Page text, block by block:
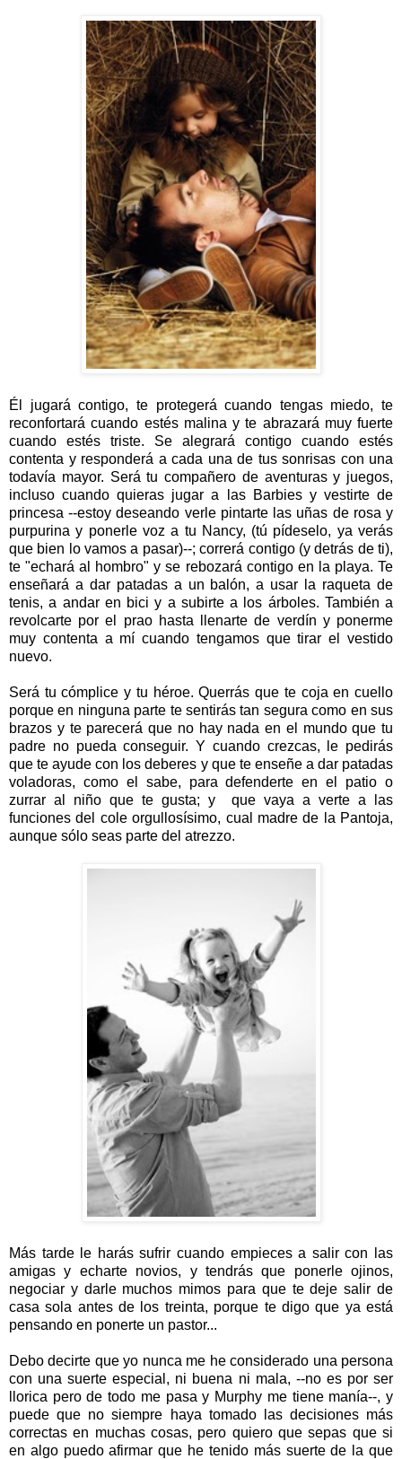
Él jugará contigo, te protegerá cuando tengas miedo, te
reconfortará cuando estés malina y te abrazará muy fuerte
cuando estés triste. Se alegrará contigo cuando estés
contenta y responderá a cada una de tus sonrisas con una
todavía mayor. Será tu compañero de aventuras y juegos,
incluso cuando quieras jugar a las Barbies y vestirte de
princesa --estoy deseando verle pintarte las uñas de rosa y
purpurina y ponerle voz a tu Nancy, (tú pídeselo, ya verás
que bien lo vamos a pasar)--; correrá contigo (y detrás de ti),
te "echará al hombro" y se rebozará contigo en la playa. Te
enseñará a dar patadas a un balón, a usar la raqueta de
tenis, a andar en bici y a subirte a los árboles. También a
revolcarte por el prao hasta llenarte de verdín y ponerme
muy contenta a mí cuando tengamos que tirar el vestido
nuevo.
Será tu cómplice y tu héroe. Querrás que te coja en cuello
porque en ninguna parte te sentirás tan segura como en sus
brazos y te parecerá que no hay nada en el mundo que tu
padre no pueda conseguir. Y cuando crezcas, le pedirás
que te ayude con los deberes y que te enseñe a dar patadas
voladoras, como el sabe, para defenderte en el patio o
zurrar al niño que te gusta; y que vaya a verte a las
funciones del cole orgullosísimo, cual madre de la Pantoja,
aunque sólo seas parte del atrezzo.
Más tarde le harás sufrir cuando empieces a salir con las
amigas y echarte novios, y tendrás que ponerle ojinos,
negociar y darle muchos mimos para que te deje salir de
casa sola antes de los treinta, porque te digo que ya está
pensando en ponerte un pastor...
Debo decirte que yo nunca me he considerado una persona
con una suerte especial, ni buena ni mala, --no es por ser
llorica pero de todo me pasa y Murphy me tiene manía--, y
puede que no siempre haya tomado las decisiones más
correctas en muchas cosas, pero quiero que sepas que si
en algo puedo afirmar que he tenido más suerte de la que